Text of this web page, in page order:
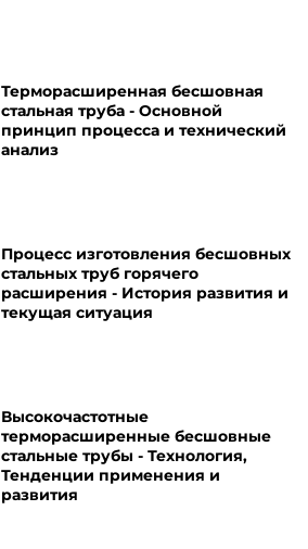
Терморасширенная бесшовная
стальная труба - Основной
принцип процесса и технический
анализ
Процесс изготовления бесшовных
стальных труб горячего
расширения - История развития и
текущая ситуация
Высокочастотные
терморасширенные бесшовные
стальные трубы - Технология,
Тенденции применения и
развития